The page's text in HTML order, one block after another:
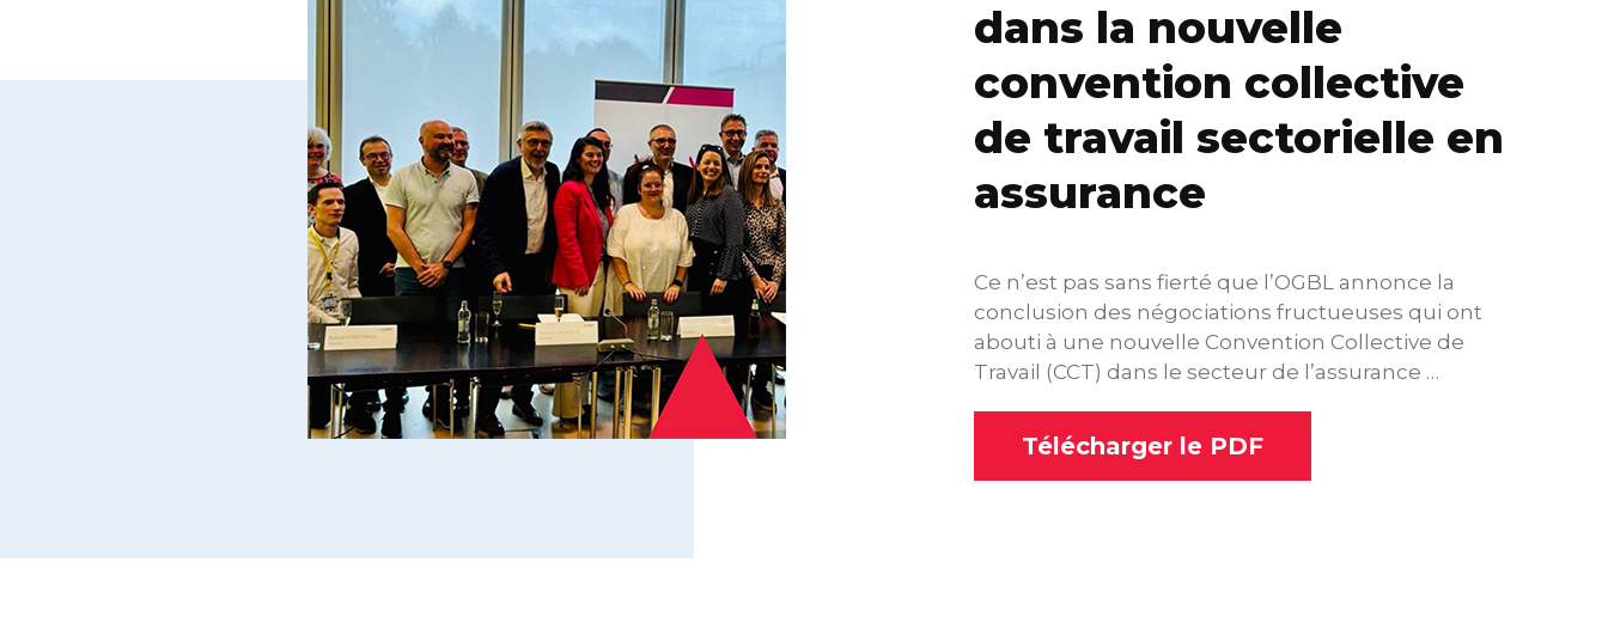
dans la nouvelle
convention collective
de travail sectorielle en
assurance
Ce n’est pas sans fierté que l’OGBL annonce la
conclusion des négociations fructueuses qui ont
abouti à une nouvelle Convention Collective de
Travail (CCT) dans le secteur de l’assurance …
Télécharger le PDF